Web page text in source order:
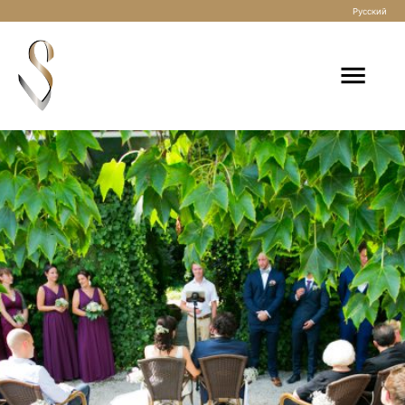
Русский
Startseite
Freie Trauung
Freie Trauung in MünchenFreie Trauung in Regensburg
Freie Trauung in PassauFreie Trauung in Deggendorf
Freie Trauung am Gardasee in Italien
Freie Trauung zu zweit: Elopement Trauung
Freie Trauung auf dem Schiff Freie Trauung in den Bergen